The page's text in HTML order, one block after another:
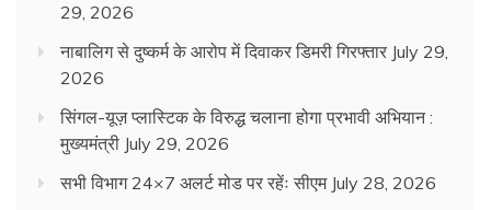
29, 2026
नाबालिग से दुष्कर्म के आरोप में दिवाकर डिमरी गिरफ्तार July 29,
2026
सिंगल-यूज़ प्लास्टिक के विरुद्ध चलाना होगा प्रभावी अभियान :
मुख्यमंत्री July 29, 2026
सभी विभाग 24×7 अलर्ट मोड पर रहेंः सीएम July 28, 2026